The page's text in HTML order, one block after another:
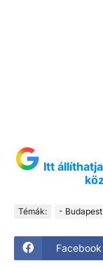
Itt
Témák: - Budapest
Facebook